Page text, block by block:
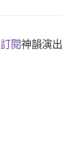
訂閱神韻演出